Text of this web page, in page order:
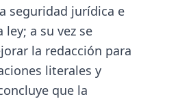
seguridad jurídica e
a su vez se
la redacción para
literales y
que la